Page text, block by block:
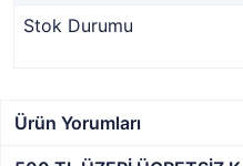
Stok Durumu
Ürün Yorumları